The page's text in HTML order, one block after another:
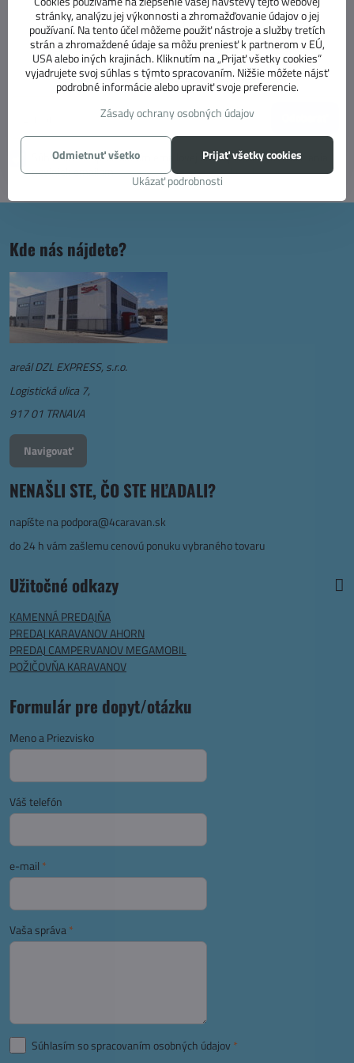
Newsletter
Odoberať naše novinky:
Súhlasím so spracovaním emailovej adresy za účelom zasielania
noviniek emailom.Zásady spracovania osobných údajov.
Kde nás nájdete?
areál DZL EXPRESS, s.r.o.
Logistická ulica 7,
917 01 TRNAVA
Navigovať
NENAŠLI STE, ČO STE HĽADALI?
napíšte napodpora@4caravan.sk
do 24 h vám zašlemu cenovú ponuku vybraného tovaru
Užitočné odkazy
KAMENNÁ PREDAJŇA
PREDAJ KARAVANOV AHORN
PREDAJ CAMPERVANOV MEGAMOBIL
POŽIČOVŇA KARAVANOV
Formulár pre dopyt/otázku
Meno a Priezvisko
Váš telefón
e-mail *
Vaša správa*
Súhlasím so spracovaním osobných údajov *
stránky, analýzu jej výkonnosti a zhromažďovanie údajov o jej
používaní. Na tento účel môžeme použiť nástroje a služby tretích
strán a zhromaždené údaje sa môžu preniesť k partnerom v EÚ,
USA alebo iných krajinách. Kliknutím na „Prijať všetky cookies“
vyjadrujete svoj súhlas s týmto spracovaním. Nižšie môžete nájsť
podrobné informácie alebo upraviť svoje preferencie.
Zásady ochrany osobných údajov
Ukázať podrobnosti
Prijať všetky cookies
Odmietnuť všetko